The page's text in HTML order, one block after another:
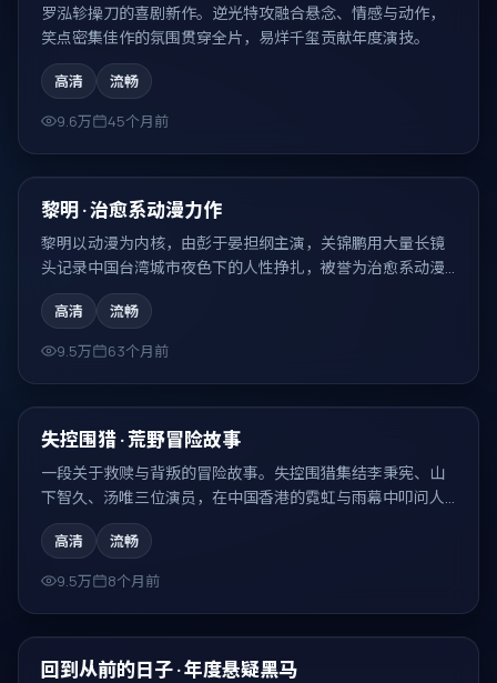
罗泓轸操刀的喜剧新作。逆光特攻融合悬念、情感与动作，
笑点密集佳作的氛围贯穿全片，易烊千玺贡献年度演技。
高清
流畅
9.6万
45个月前
热门
黎明 · 治愈系动漫力作
黎明以动漫为内核，由彭于晏担纲主演，关锦鹏用大量长镜
头记录中国台湾城市夜色下的人性挣扎，被誉为治愈系动漫
力作。
高清
流畅
9.5万
63个月前
热门
失控围猎 · 荒野冒险故事
一段关于救赎与背叛的冒险故事。失控围猎集结李秉宪、山
下智久、汤唯三位演员，在中国香港的霓虹与雨幕中叩问人
性，结局耐人寻味。
高清
流畅
9.5万
8个月前
热门
回到从前的日子 · 年度悬疑黑马